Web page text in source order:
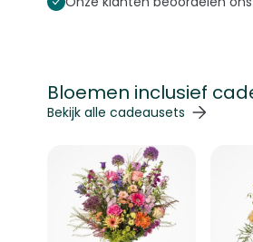
Bloemen inclusief
Navigeren door de elementen
Druk om carrousel over te slaan
Bekijk alle cadeausets